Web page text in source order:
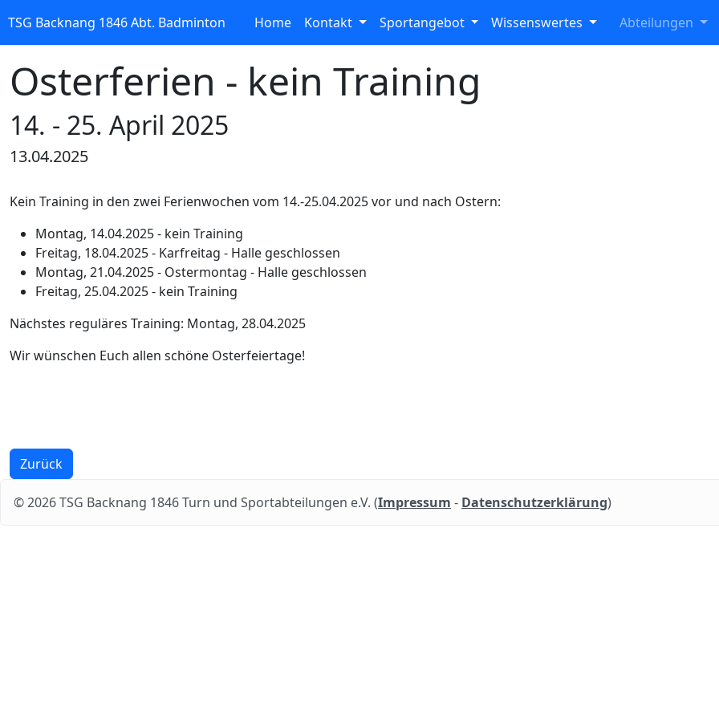
TSG Backnang 1846 Abt. Badminton Home(current)
Kontakt Sportangebot Wissenswertes Abteilungen
Osterferien - kein Training
14. - 25. April 2025
13.04.2025
Kein Training in den zwei Ferienwochen vom 14.-25.04.2025 vor und nach Ostern:
Montag, 14.04.2025 - kein Training
Freitag, 18.04.2025 - Karfreitag - Halle geschlossen
Montag, 21.04.2025 - Ostermontag - Halle geschlossen
Freitag, 25.04.2025 - kein Training
Nächstes reguläres Training: Montag, 28.04.2025
Wir wünschen Euch allen schöne Osterfeiertage!
Zurück
© 2026 TSG Backnang 1846 Turn und Sportabteilungen e.V. (Impressum - Datenschutzerklärung)